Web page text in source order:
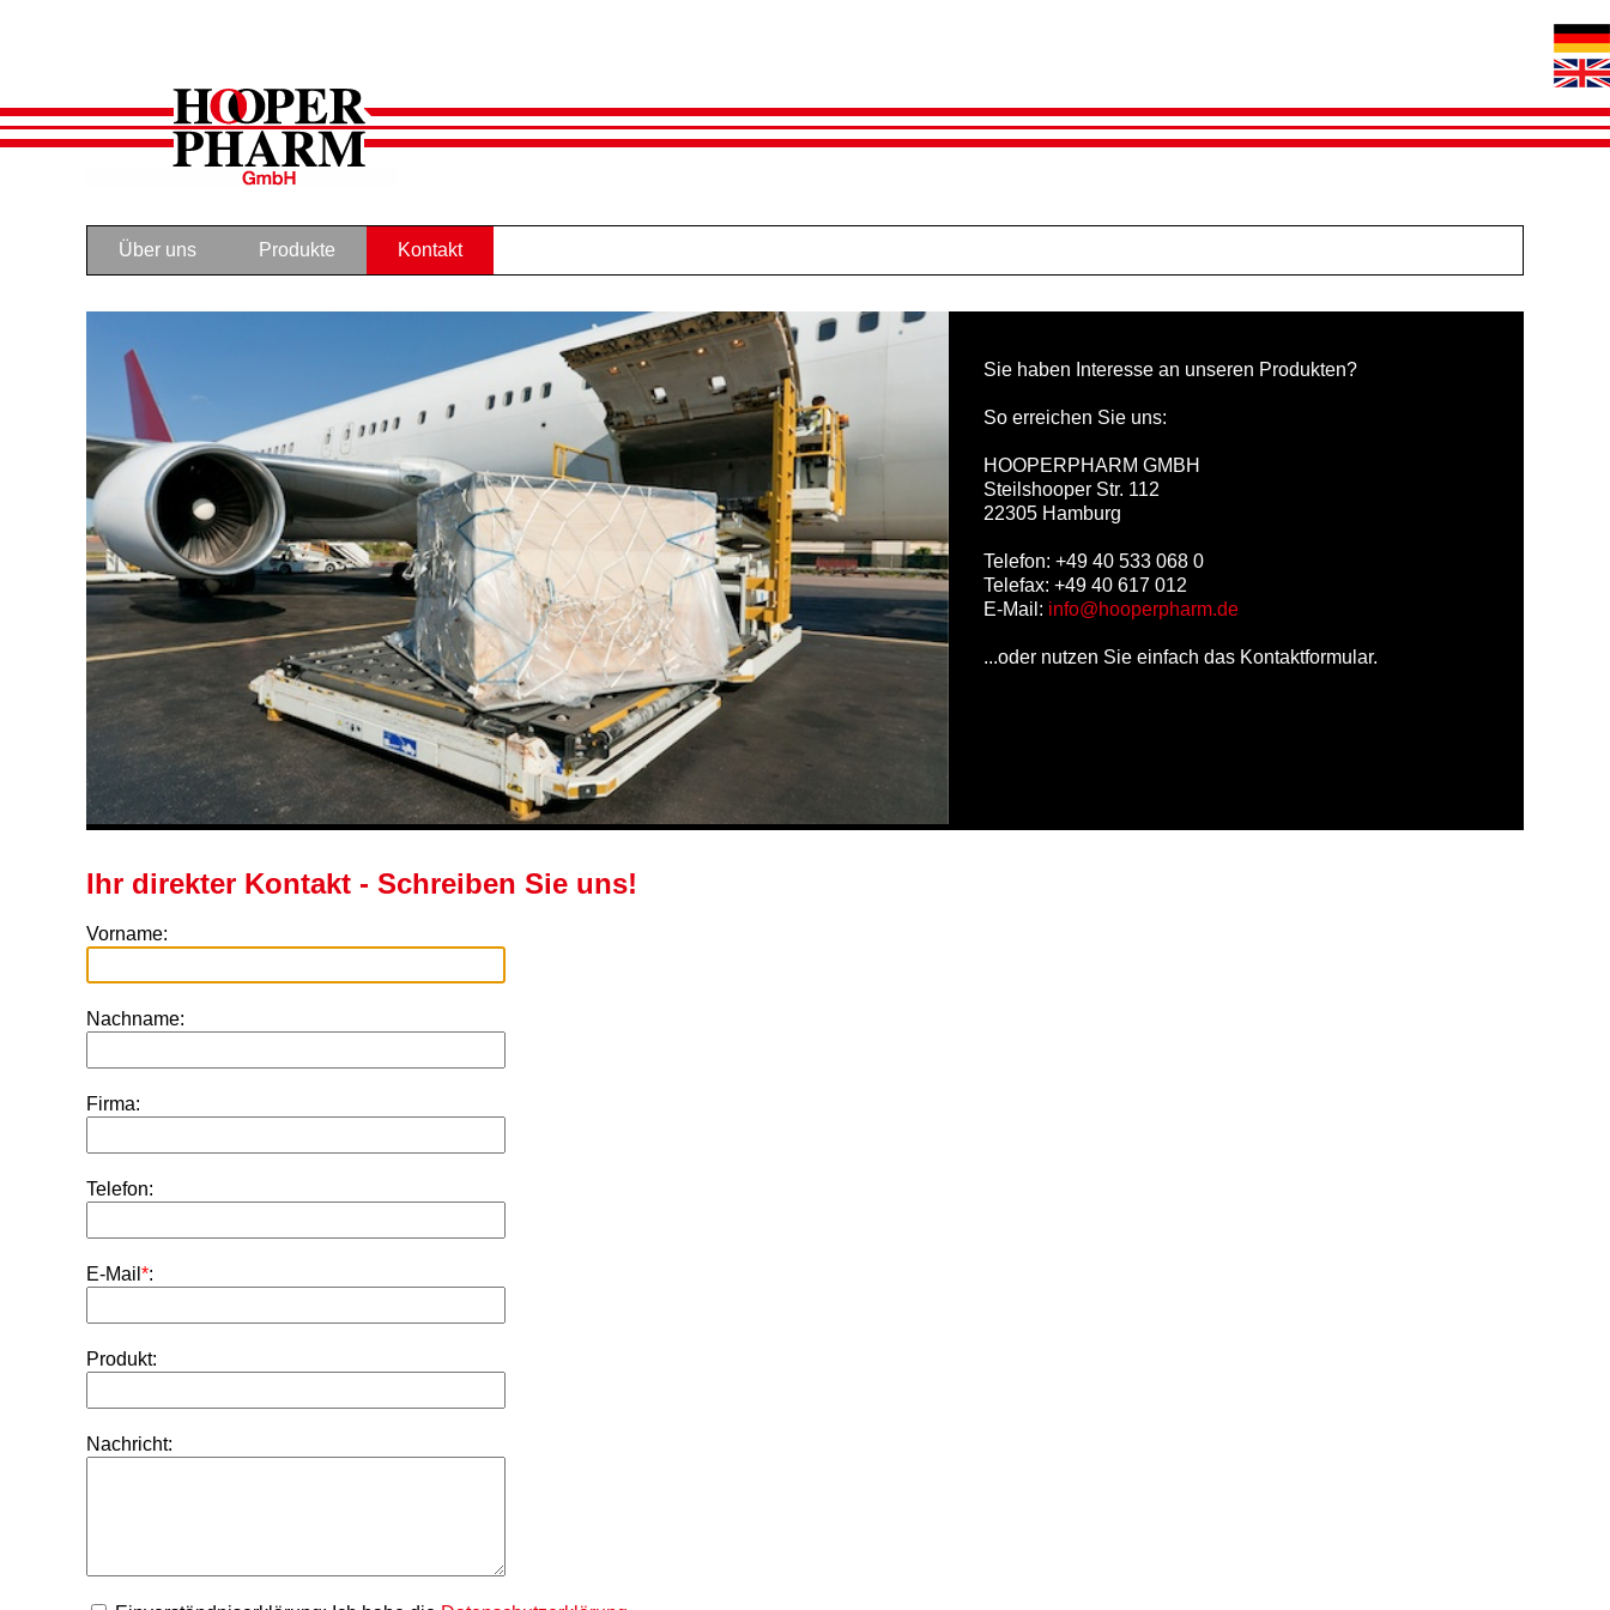
Über uns Produkte Kontakt
Sie haben Interesse an unseren Produkten?
So erreichen Sie uns:
HOOPERPHARM GMBH
Steilshooper Str. 112
22305 Hamburg
Telefon: +49 40 533 068 0
Telefax: +49 40 617 012
E-Mail: info@hooperpharm.de
...oder nutzen Sie einfach das Kontaktformular.
Ihr direkter Kontakt - Schreiben Sie uns!
Vorname:
Nachname:
Firma:
Telefon:
E-Mail *:
Produkt:
Nachricht: